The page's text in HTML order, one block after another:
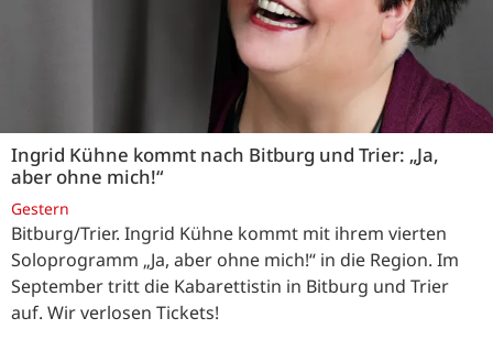
Ingrid Kühne kommt nach Bitburg und Trier: „Ja,
aber ohne mich!“
Gestern
Bitburg/Trier. Ingrid Kühne kommt mit ihrem vierten
Soloprogramm „Ja, aber ohne mich!“ in die Region. Im
September tritt die Kabarettistin in Bitburg und Trier
auf. Wir verlosen Tickets!